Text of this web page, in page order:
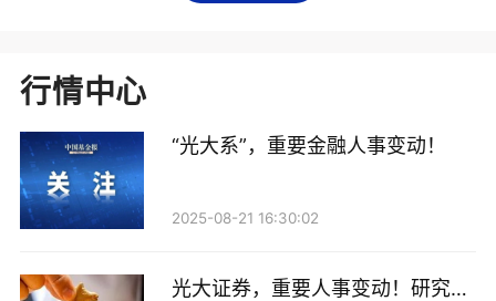
邦加大了对数码工具和平台的投资，提升了分销效率及
生产力；另外，银行和金融中介合作带来的伙伴渠道新
业务价值增长8%，其中银保渠道新业务价值在去年同
期增长61%的基础上，今年上半年增长10%。
泰国市场表现尤为突出，新业务价值增长35%，主要由
行情中心
“光大系”，重要金融人事变动！
2025-08-21 16:30:02
光大证券，重要人事变动！研究所